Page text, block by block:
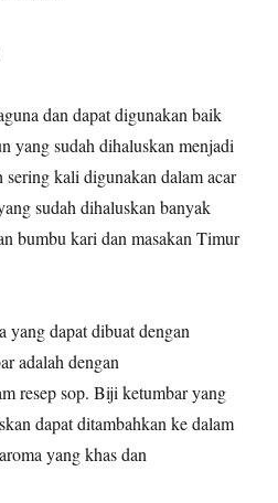
dan dapat digunakan baik
yang sudah dihaluskan menjadi
kali digunakan dalam acar
sudah dihaluskan banyak
bumbu kari dan masakan Timur
yang dapat dibuat dengan
adalah dengan
resep sop. Biji ketumbar yang
dapat ditambahkan ke dalam
yang khas dan